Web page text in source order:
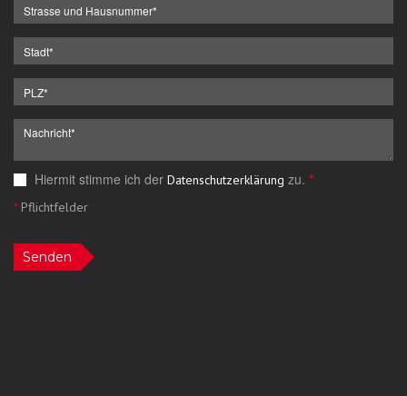
Hiermit stimme ich der Datenschutzerklärung zu. *
*Pflichtfelder
Senden